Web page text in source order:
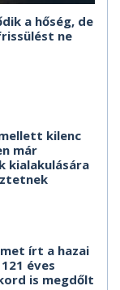
a hőség, de
ne
kilenc
már
kialakulására
írt a hazai
éves
is megdőlt